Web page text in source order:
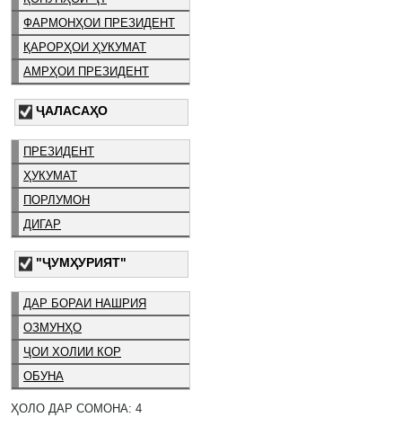
ФАРМОНҲОИ ПРЕЗИДЕНТ
ҚАРОРҲОИ ҲУКУМАТ
АМРҲОИ ПРЕЗИДЕНТ
ҶАЛАСАҲО
ПРЕЗИДЕНТ
ҲУКУМАТ
ПОРЛУМОН
ДИГАР
"ҶУМҲУРИЯТ"
ДАР БОРАИ НАШРИЯ
ОЗМУНҲО
ҶОИ ХОЛИИ КОР
ОБУНА
ҲОЛО ДАР СОМОНА: 4